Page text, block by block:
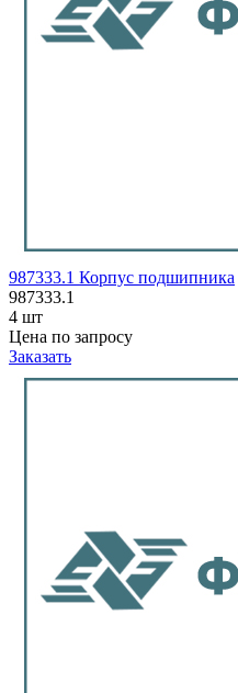
987333.1 Корпус подшипника
987333.1
4 шт
Цена по запросу
Заказать